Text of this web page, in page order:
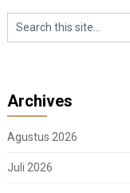
Archives
Agustus 2026
Juli 2026